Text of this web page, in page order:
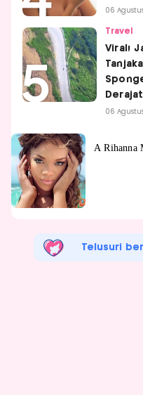
06
Travel
Viral!
06
Telusuri